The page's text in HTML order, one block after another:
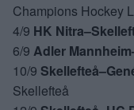
Champions Hockey
4/9 HK
6/9 Adler
10/9
Skellefteå